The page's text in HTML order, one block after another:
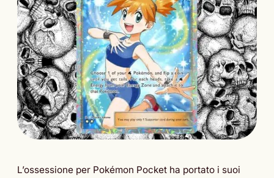
L’ossessione per Pokémon Pocket ha portato i suoi